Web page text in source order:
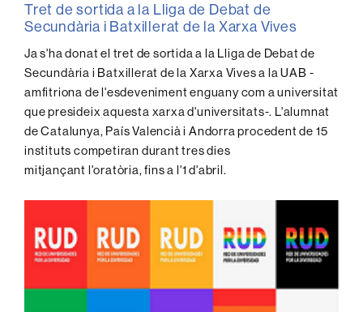
Tret de sortida a la Lliga de Debat de
Secundària i Batxillerat de la Xarxa Vives
Ja s'ha donat el tret de sortida a la Lliga de Debat de
Secundària i Batxillerat de la Xarxa Vives a la UAB -
amfitriona de l'esdeveniment enguany com a universitat
que presideix aquesta xarxa d'universitats-. L'alumnat
de Catalunya, País Valencià i Andorra procedent de 15
instituts competiran durant tres dies
mitjançant l'oratòria, fins a l'1 d'abril.